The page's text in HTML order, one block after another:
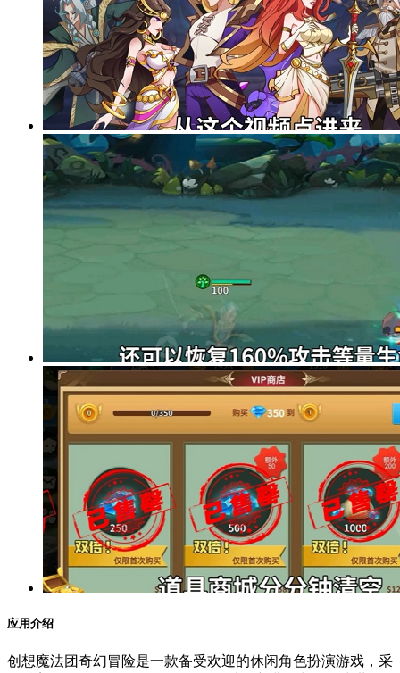
应用介绍
创想魔法团奇幻冒险是一款备受欢迎的休闲角色扮演游戏，采